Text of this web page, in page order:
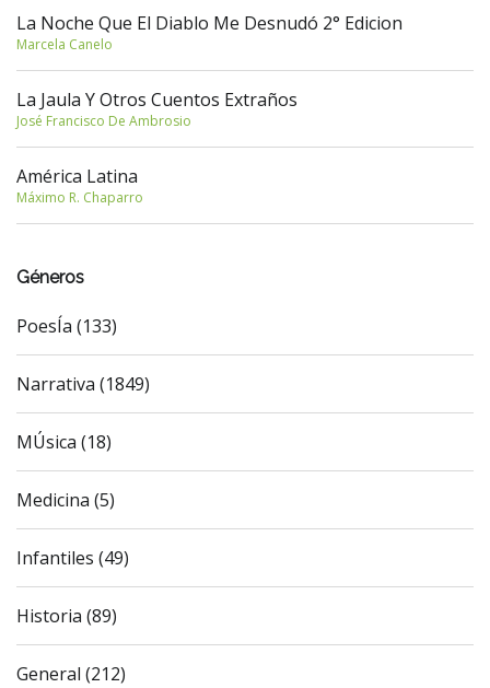
La Noche Que El Diablo Me Desnudó 2° Edicion
Marcela Canelo
La Jaula Y Otros Cuentos Extraños
José Francisco De Ambrosio
América Latina
Máximo R. Chaparro
Géneros
PoesÍa (133)
Narrativa (1849)
MÚsica (18)
Medicina (5)
Infantiles (49)
Historia (89)
General (212)